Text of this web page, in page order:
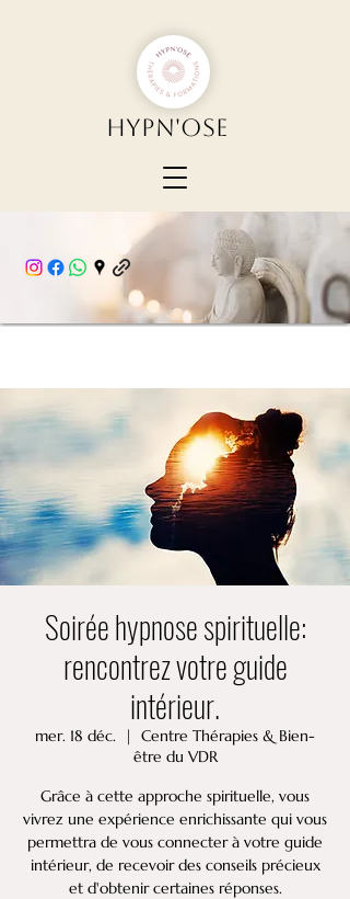
Hypn'Ose
Soirée hypnose spirituelle:
rencontrez votre guide
intérieur.
mer. 18 déc.
  |
Centre Thérapies & Bien-
être du VDR
Grâce à cette approche spirituelle, vous
vivrez une expérience enrichissante qui vous
permettra de vous connecter à votre guide
intérieur, de recevoir des conseils précieux
et d'obtenir certaines réponses.